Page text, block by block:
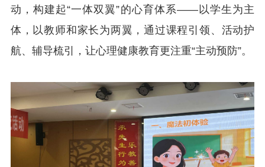
动，构建起“一体双翼”的心育体系——以学生为主
体，以教师和家长为两翼，通过课程引领、活动护
航、辅导梳引，让心理健康教育更注重“主动预防”。